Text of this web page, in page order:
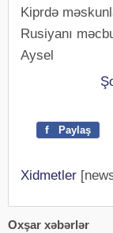
Kiprdə
Rusiyanı
Aysel
f Paylaş
Xidmetler
Oxşar xəbərlər